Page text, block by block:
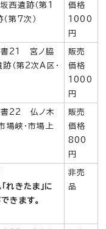
西遺跡（第1
第7次）
価格
1000
円
書21 宮ノ脇
跡（第2次A区・
販売
価格
1000
円
書22 仏ノ木
場峡・市場上
販売
価格
800
円
れきたま」に
きます。
非売
品